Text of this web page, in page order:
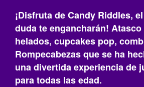
¡Disfruta de Candy Riddles,
duda te engancharán!
helados, cupcakes pop,
Rompecabezas que se ha
una divertida experiencia de
para todas las edad.